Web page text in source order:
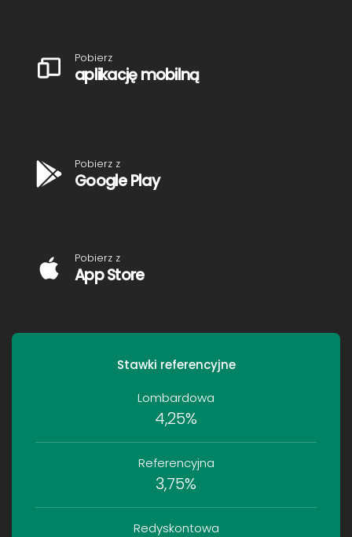
Pobierz
aplikację mobilną
Pobierz z
Google Play
Pobierz z
App Store
Stawki referencyjne
Lombardowa
4,25%
Referencyjna
3,75%
Redyskontowa